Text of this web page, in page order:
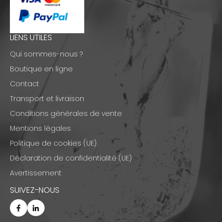
LIENS UTILES
Qui sommes-nous ?
Boutique en ligne
Contact
Transport et livraison
Conditions générales de vente
Mentions légales
Politique de cookies (UE)
Déclaration de confidentialité (UE)
Avertissement
SUIVEZ-NOUS